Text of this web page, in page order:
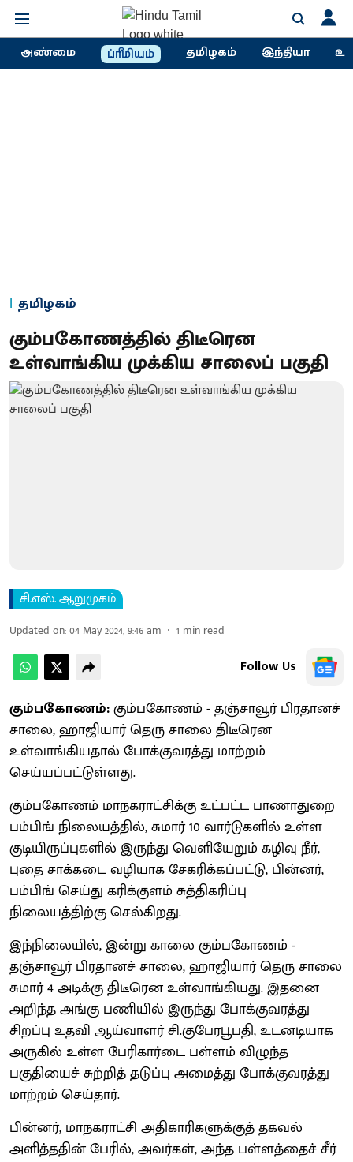
அண்மை ப்ரீமியம் தமிழகம் இந்தியா
தமிழகம்
கும்பகோணத்தில் திடீரென
உள்வாங்கிய முக்கிய சாலைப் பகுதி
சி.எஸ். ஆறுமுகம்
Updated on:04 May 2024, 9:46 am 1 min read
Follow Us
கும்பகோணம்:கும்பகோணம் - தஞ்சாவூர் பிரதானச்
சாலை, ஹாஜியார் தெரு சாலை திடீரென
உள்வாங்கியதால் போக்குவரத்து மாற்றம்
செய்யப்பட்டுள்ளது.
கும்பகோணம் மாநகராட்சிக்கு உட்பட்ட பாணாதுறை
பம்பிங் நிலையத்தில், சுமார் 10 வார்டுகளில் உள்ள
குடியிருப்புகளில் இருந்து வெளியேறும் கழிவு நீர்,
புதை சாக்கடை வழியாக சேகரிக்கப்பட்டு, பின்னர்,
பம்பிங் செய்து கரிக்குளம் சுத்திகரிப்பு
நிலையத்திற்கு செல்கிறது.
இந்நிலையில், இன்று காலை கும்பகோணம் -
தஞ்சாவூர் பிரதானச் சாலை, ஹாஜியார் தெரு சாலை
சுமார் 4 அடிக்கு திடீரென உள்வாங்கியது. இதனை
அறிந்த அங்கு பணியில் இருந்து போக்குவரத்து
சிறப்பு உதவி ஆய்வாளர் சி.குபேரபூபதி, உடனடியாக
அருகில் உள்ள பேரிகார்டை பள்ளம் விழுந்த
பகுதியைச் சுற்றித் தடுப்பு அமைத்து போக்குவரத்து
மாற்றம் செய்தார்.
பின்னர், மாநகராட்சி அதிகாரிகளுக்குத் தகவல்
அளித்ததின் பேரில், அவர்கள், அந்த பள்ளத்தைச் சீர்